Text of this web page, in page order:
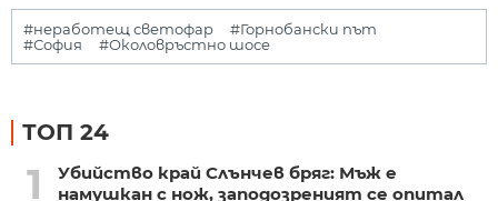
#неработещ светофар
#Горнобански път
#София
#Околовръстно шосе
ТОП 24
1
Убийство край Слънчев бряг: Мъж е
намушкан с нож, заподозреният се опитал